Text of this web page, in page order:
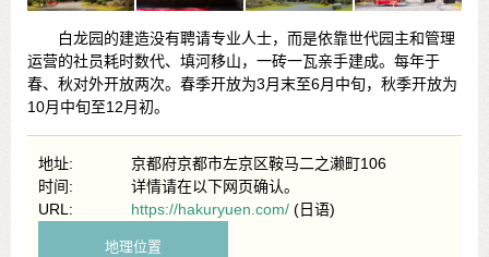
白龙园的建造没有聘请专业人士，而是依靠世代园主和管理
运营的社员耗时数代、填河移山，一砖一瓦亲手建成。每年于
春、秋对外开放两次。春季开放为3月末至6月中旬，秋季开放为
10月中旬至12月初。
地址:
京都府京都市左京区鞍马二之濑町106
时间:
详情请在以下网页确认。
URL:
https://hakuryuen.com/ (日语)
地理位置